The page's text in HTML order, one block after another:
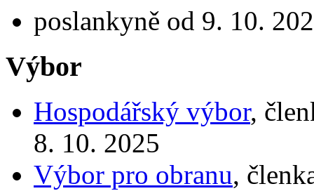
poslankyně od 9. 10.
Výbor
Hospodářský výbor,
8. 10. 2025
Výbor pro obranu,